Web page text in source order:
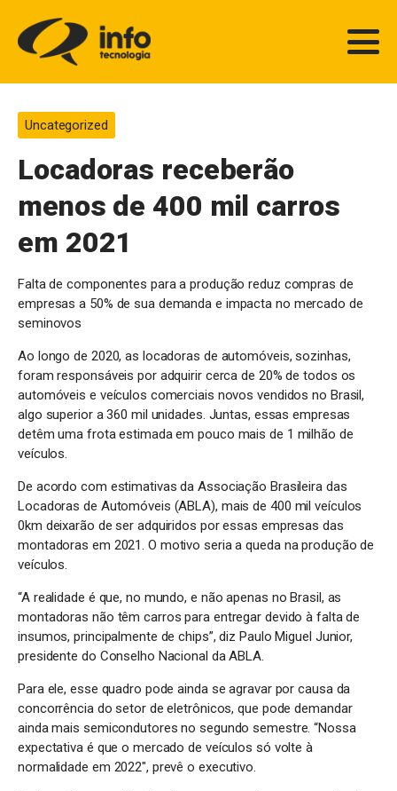
Uncategorized
Locadoras receberão
menos de 400 mil carros
em 2021
Falta de componentes para a produção reduz compras de
empresas a 50% de sua demanda e impacta no mercado de
seminovos
Ao longo de 2020, as locadoras de automóveis, sozinhas,
foram responsáveis por adquirir cerca de 20% de todos os
automóveis e veículos comerciais novos vendidos no Brasil,
algo superior a 360 mil unidades. Juntas, essas empresas
detêm uma frota estimada em pouco mais de 1 milhão de
veículos.
De acordo com estimativas da Associação Brasileira das
Locadoras de Automóveis (ABLA), mais de 400 mil veículos
0km deixarão de ser adquiridos por essas empresas das
montadoras em 2021. O motivo seria a queda na produção de
veículos.
“A realidade é que, no mundo, e não apenas no Brasil, as
montadoras não têm carros para entregar devido à falta de
insumos, principalmente de chips”, diz Paulo Miguel Junior,
presidente do Conselho Nacional da ABLA.
Para ele, esse quadro pode ainda se agravar por causa da
concorrência do setor de eletrônicos, que pode demandar
ainda mais semicondutores no segundo semestre. “Nossa
expectativa é que o mercado de veículos só volte à
normalidade em 2022″, prevê o executivo.